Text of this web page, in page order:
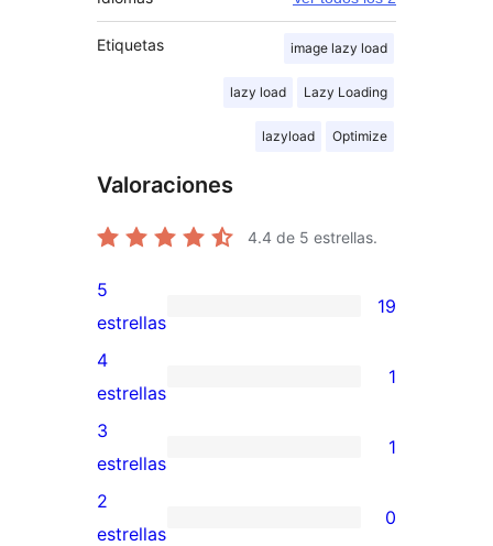
Etiquetas image lazy load
lazy load Lazy Loading
lazyload Optimize
Valoraciones
4.4 de 5 estrellas.
19
valoraciones
de
5
estrellas
5
estrellas
19
1
valoración
de
4
estrellas
4
estrellas
1
1
valoración
de
3
estrellas
1
0
2
estrellas
0